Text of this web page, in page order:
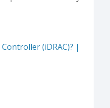
(iDRAC)? |